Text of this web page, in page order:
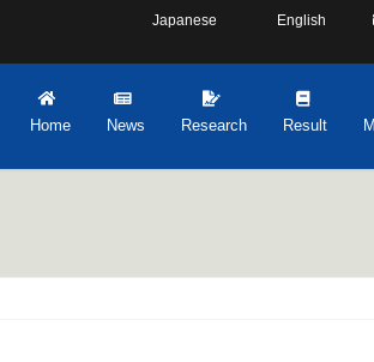
Japanese English
Home News Research Result